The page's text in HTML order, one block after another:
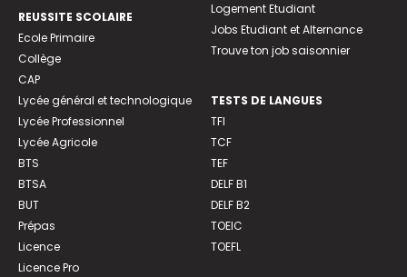
REUSSITE SCOLAIRE
Ecole Primaire
Collège
CAP
Lycée général et technologique
Lycée Professionnel
Lycée Agricole
BTS
BTSA
BUT
Prépas
Licence
Licence Pro
Logement Etudiant
Jobs Etudiant et Alternance
Trouve ton job saisonnier
TESTS DE LANGUES
TFI
TCF
TEF
DELF B1
DELF B2
TOEIC
TOEFL